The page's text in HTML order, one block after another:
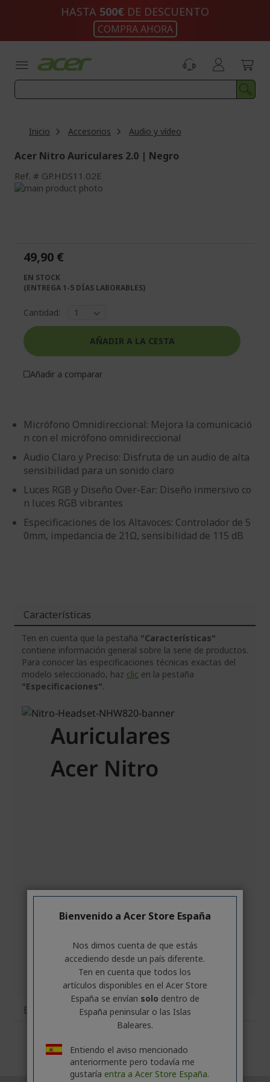
HASTA 500€ DE DESCUENTO
COMPRA AHORA
Inicio Accesorios Audio y vídeo
Acer Nitro Auriculares 2.0 | Negro
Ref. GP.HDS11.02E
Saltar
imágenes
galería
imágenes
Micrófono Omnidireccional: Mejora la comunicació
n con el micrófono omnidireccional
Audio Claro y Preciso: Disfruta de un audio de alta
sensibilidad para un sonido claro
Luces RGB y Diseño Over-Ear: Diseño inmersivo co
n luces RGB vibrantes
Especificaciones de los Altavoces: Controlador de 5
0mm, impedancia de 21Ω, sensibilidad de 115 dB
49,90 €
EN STOCK
(ENTREGA 1-5 DÍAS LABORABLES)
Cantidad:
AÑADIR A LA CESTA
Añadir a comparar
Características
Ten en cuenta que la pestaña "Características"
contiene información general sobre la serie de productos.
Para conocer las especificaciones técnicas exactas del
modelo seleccionado, haz clic en la pestaña
"Especificaciones".
Especificaciones
Bienvenido a Acer Store España
Nos dimos cuenta de que estás
accediendo desde un país diferente.
Ten en cuenta que todos los
artículos disponibles en el Acer Store
España se envían solo dentro de
España peninsular o las Islas
Baleares.
Entiendo el aviso mencionado
anteriormente pero todavía me
gustaría entra a Acer Store España.